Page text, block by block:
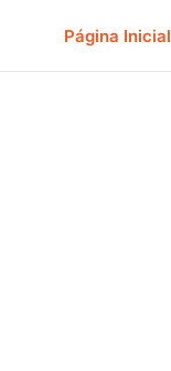
Página Inicial